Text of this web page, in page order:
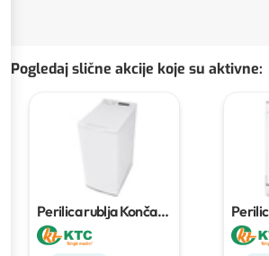
Pogledaj slične akcije koje su aktivne:
Perilica rublja Končar
PRT126MCG